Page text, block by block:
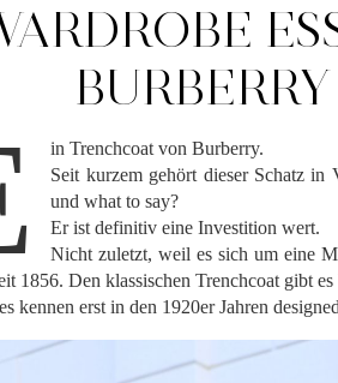
in Trenchcoat von Burberry.
Seit kurzem gehört dieser Schatz in
und what to say?
Er ist definitiv eine Investition wert.
Nicht zuletzt, weil es sich um eine
1856. Den klassischen Trenchcoat gibt
kennen erst in den 1920er Jahren